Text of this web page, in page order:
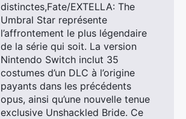
distinctes,Fate/EXTELLA: The
Umbral Star représente
l’affrontement le plus légendaire
de la série qui soit. La version
Nintendo Switch inclut 35
costumes d’un DLC à l’origine
payants dans les précédents
opus, ainsi qu’une nouvelle tenue
exclusive Unshackled Bride. Ce